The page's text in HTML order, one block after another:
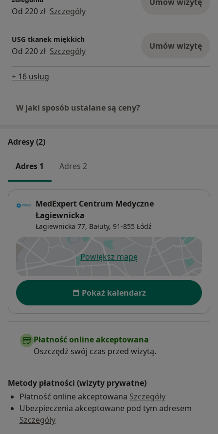
Od 220 zł Szczegóły
Umów wizytę
USG tkanek miękkich
Od 220 zł Szczegóły Umów wizytę
+ 16 usług
W jaki sposób ustalane są ceny?
Adresy (2)
Adres 1 Adres 2
MedExpert Centrum Medyczne
Łagiewnicka
Łagiewnicka 77, Bałuty, 91-855 Łódź
Powiększ mapęotwiera się w nowej karcie
Dostępność
Pokaż kalendarz
Płatność online akceptowana
Oszczędź swój czas przed wizytą.
Metody płatności (wizyty prywatne)
Płatność online akceptowana Szczegóły
Ubezpieczenia akceptowane pod tym adresem
Szczegóły